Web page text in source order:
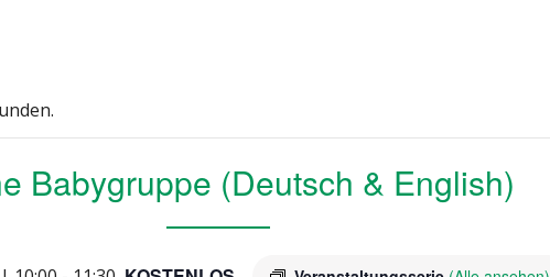
Babygruppe (Deutsch & English)